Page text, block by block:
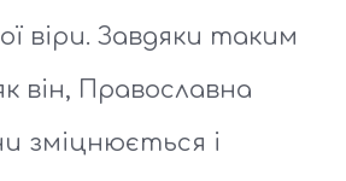
віри. Завдяки таким
він, Православна
зміцнюється і